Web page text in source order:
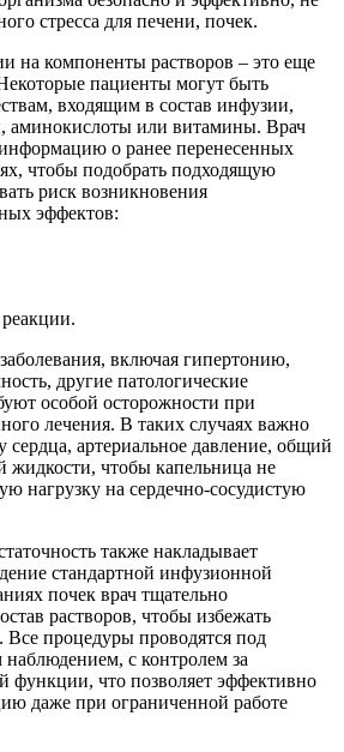
стресса для печени, почек.
на компоненты растворов – это еще
пациенты могут быть
входящим в состав инфузии,
аминокислоты или витамины. Врач
информацию о ранее перенесенных
чтобы подобрать подходящую
риск возникновения
эффектов:
включая гипертонию,
другие патологические
особой осторожности при
лечения. В таких случаях важно
сердца, артериальное давление, общий
чтобы капельница не
нагрузку на сердечно-сосудистую
также накладывает
стандартной инфузионной
почек врач тщательно
растворов, чтобы избежать
Все процедуры проводятся под
с контролем за
функции, что позволяет эффективно
даже при ограниченной работе